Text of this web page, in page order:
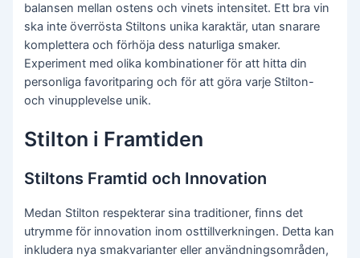
balansen mellan ostens och vinets intensitet. Ett bra vin
ska inte överrösta Stiltons unika karaktär, utan snarare
komplettera och förhöja dess naturliga smaker.
Experiment med olika kombinationer för att hitta din
personliga favoritparing och för att göra varje Stilton-
och vinupplevelse unik.
Stilton i Framtiden
Stiltons Framtid och Innovation
Medan Stilton respekterar sina traditioner, finns det
utrymme för innovation inom osttillverkningen. Detta kan
inkludera nya smakvarianter eller användningsområden,